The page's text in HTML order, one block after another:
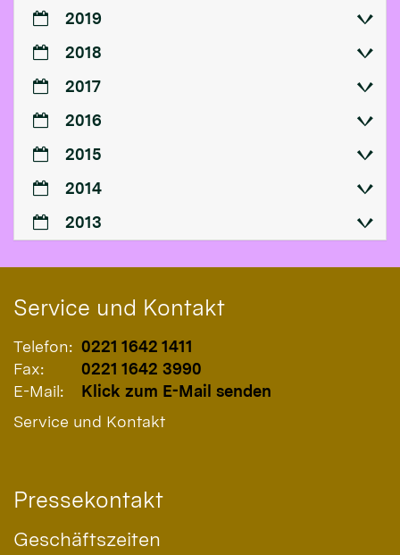
2019
2018
2017
2016
2015
2014
2013
Service und Kontakt
Telefon: 0221 1642 1411
Fax:
0221 1642 3990
E-Mail:
Klick zum E-Mail senden
Service und Kontakt
Pressekontakt
Geschäftszeiten